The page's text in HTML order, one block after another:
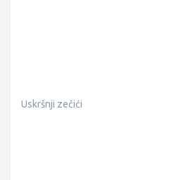
Uskršnji zečići